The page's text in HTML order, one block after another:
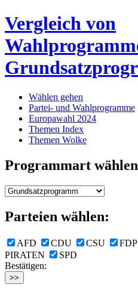
Vergleich von
Wählen gehen
Partei- und Wahlprogramme
Europawahl 2024
Themen Index
Themen Wolke
Programmart
Parteien wählen:
AFD CDU CSU FDP
PIRATEN
SPD
Bestätigen: